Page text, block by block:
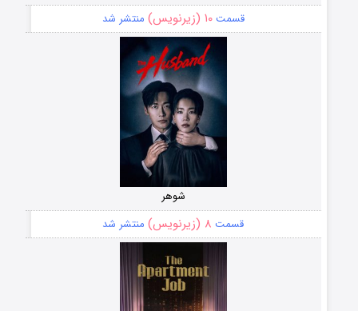
قسمت۱۰ (زیرنویس) منتشر شد
شوهر
قسمت ۸ (زیرنویس) منتشر شد